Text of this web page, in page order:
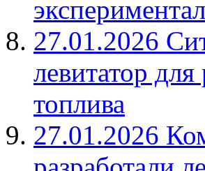
27.01.2026
левитатор
топлива
27.01.2026